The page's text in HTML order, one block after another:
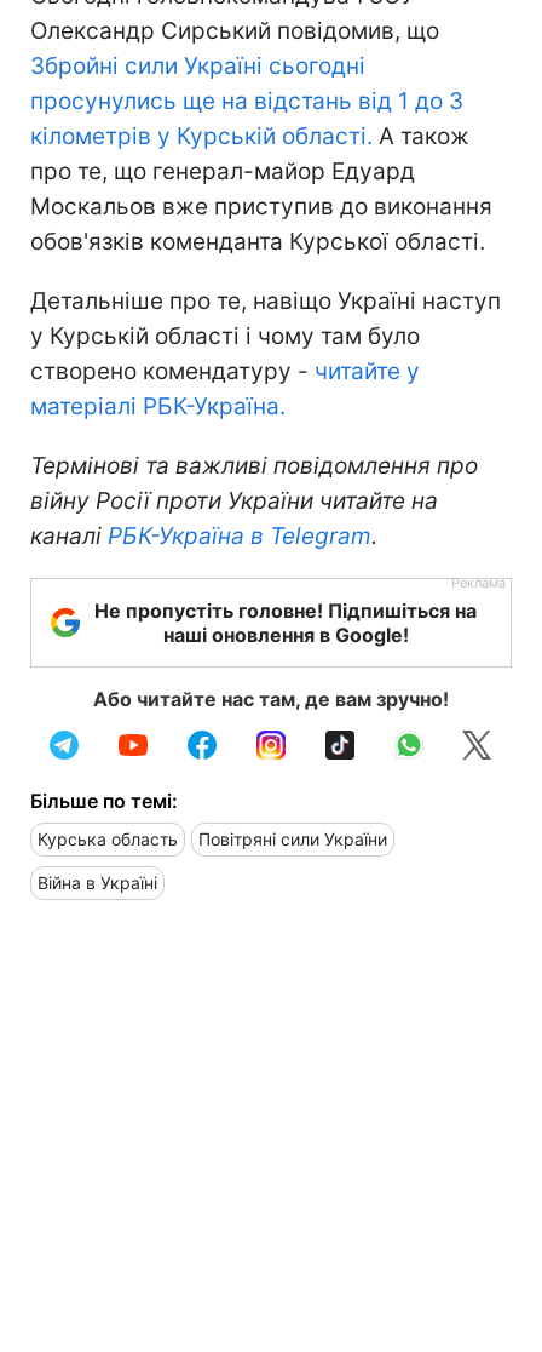
Олександр Сирський повідомив, що
Збройні сили Україні сьогодні
просунулись ще на відстань від 1 до 3
кілометрів у Курській області. А також
про те, що генерал-майор Едуард
Москальов вже приступив до виконання
обов'язків коменданта Курської області.
Детальніше про те, навіщо Україні наступ
у Курській області і чому там було
створено комендатуру - читайте у
матеріалі РБК-Україна.
Термінові та важливі повідомлення про
війну Росії проти України читайте на
каналі РБК-Україна в Telegram.
Не пропустіть головне! Підпишіться на
наші оновлення в Google!
Або читайте нас там, де вам зручно!
Більше по темі:
Курська область Повітряні сили України
Війна в Україні